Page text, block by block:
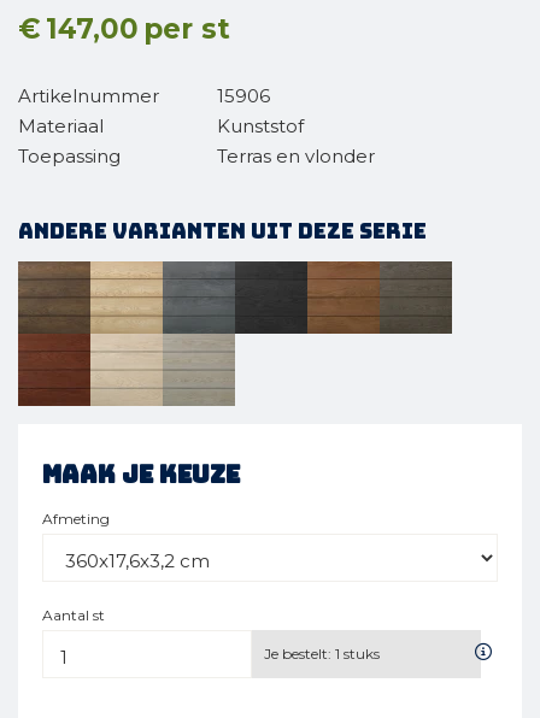
€ 147,00 per st
Artikelnummer
15906
Materiaal
Kunststof
Toepassing
Terras en vlonder
Andere varianten uit deze serie
Maak je keuze
Afmeting
Aantal st
Je bestelt: 1 stuks